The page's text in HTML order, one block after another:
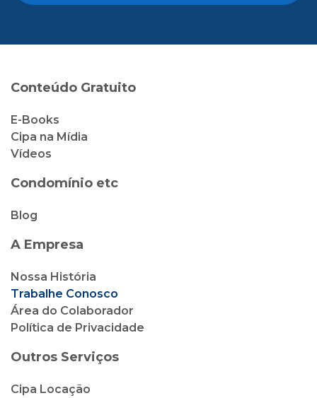
Conteúdo Gratuito
E-Books
Cipa na Mídia
Vídeos
Condomínio etc
Blog
A Empresa
Nossa História
Trabalhe Conosco
Área do Colaborador
Política de Privacidade
Outros Serviços
Cipa Locação